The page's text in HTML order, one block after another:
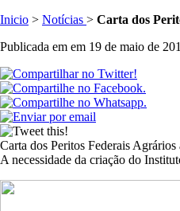
Inicio > Notícias > Carta dos
Publicada em em 19 de maio de
Carta dos Peritos Federais
A necessidade da criação do